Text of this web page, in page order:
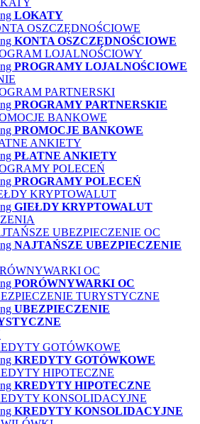
LOKATY
KONTA OSZCZĘDNOŚCIOWE
PROGRAMY LOJALNOŚCIOWE
PROGRAMY PARTNERSKIE
PROMOCJE BANKOWE
PŁATNE ANKIETY
PROGRAMY POLECEŃ
GIEŁDY KRYPTOWALUT
NAJTAŃSZE UBEZPIECZENIE
PORÓWNYWARKI OC
UBEZPIECZENIE
KREDYTY GOTÓWKOWE
KREDYTY HIPOTECZNE
KREDYTY KONSOLIDACYJNE